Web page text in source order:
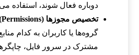
دوباره فعال شوند، استفاده
تخصیص مجوزها (Permissions):
گروه‌ها یا کاربران به کدام
مشترک در سرور فایل،